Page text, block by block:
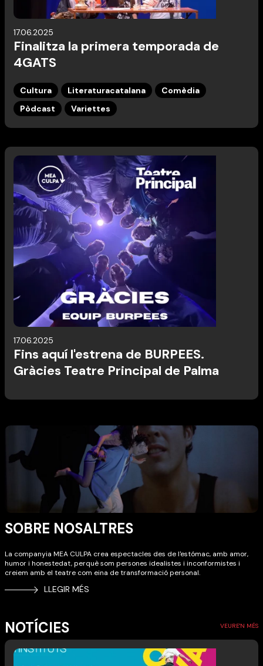
17.06.2025
Finalitza la primera temporada de
4GATS
Cultura Literaturacatalana
Comèdia
Pòdcast
Variettes
17.06.2025
Fins aquí l'estrena de BURPEES.
Gràcies Teatre Principal de Palma
SOBRE NOSALTRES
La companyia MEA CULPA crea espectacles des de l'estómac, amb amor,
humor i honestedat, perquè som persones idealistes i inconformistes i
creiem amb el teatre com eina de transformació personal.
LLEGIR MÉS
NOTÍCIES VEURE'N MÉS